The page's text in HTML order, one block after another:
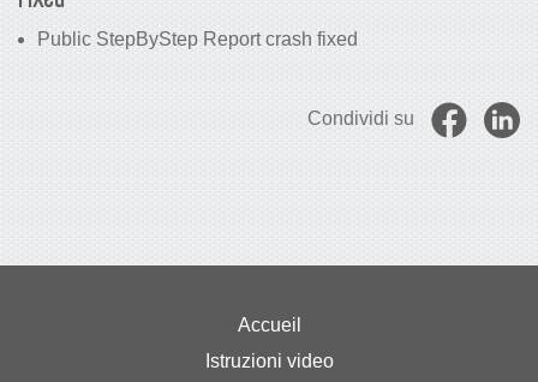
Public StepByStep Report crash fixed
Condividi su
Accueil
Istruzioni video